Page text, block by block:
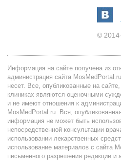
©
Информация на сайте получена из
администрация сайта
несет. Все, опубликованные на
клиниках являются оценочными
и не имеют отношения к
MosMedPortal.ru. Вся,
информация не может быть
непосредственной консультации
использовании лекарственных
использование материалов с сайта
письменного разрешения редакции и